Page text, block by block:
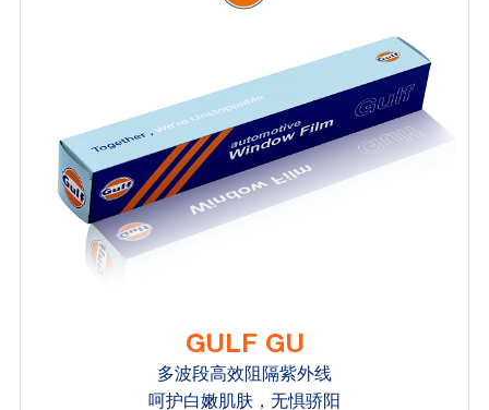
GULF GU
多波段高效阻隔紫外线
呵护白嫩肌肤，无惧骄阳